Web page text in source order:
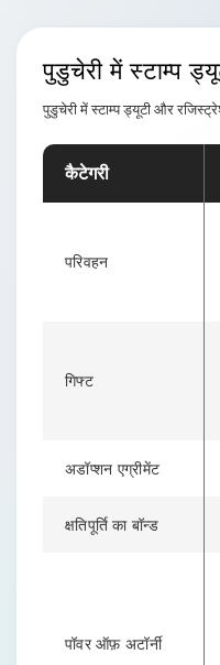
पुडुचेरी में स्टाम्प
पुडुचेरी में स्टाम्प ड्यूटी और
कैटेगरी
परिवहन
गिफ्ट
अडॉप्शन एग्रीमेंट
क्षतिपूर्ति का बॉन्ड
पॉवर ऑफ़ अटॉर्नी